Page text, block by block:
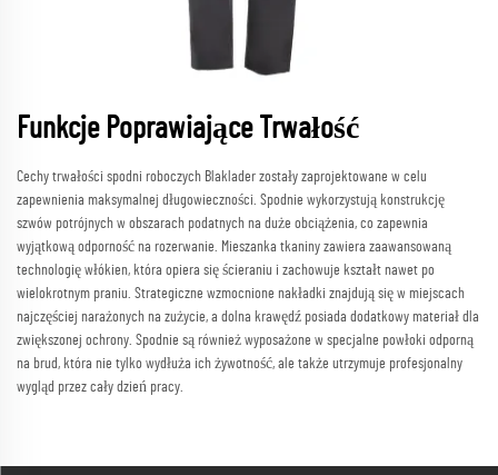
Funkcje Poprawiające Trwałość
Cechy trwałości spodni roboczych Blaklader zostały zaprojektowane w celu
zapewnienia maksymalnej długowieczności. Spodnie wykorzystują konstrukcję
szwów potrójnych w obszarach podatnych na duże obciążenia, co zapewnia
wyjątkową odporność na rozerwanie. Mieszanka tkaniny zawiera zaawansowaną
technologię włókien, która opiera się ścieraniu i zachowuje kształt nawet po
wielokrotnym praniu. Strategiczne wzmocnione nakładki znajdują się w miejscach
najczęściej narażonych na zużycie, a dolna krawędź posiada dodatkowy materiał dla
zwiększonej ochrony. Spodnie są również wyposażone w specjalne powłoki odporną
na brud, która nie tylko wydłuża ich żywotność, ale także utrzymuje profesjonalny
wygląd przez cały dzień pracy.